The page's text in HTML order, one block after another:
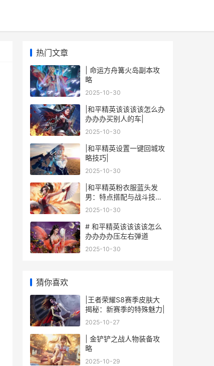
热门文章
| 命运方舟篝火岛副本攻
略
2025-10-30
|和平精英该该该该怎么办
办办办买别人的车|
2025-10-30
|和平精英设置一键回城攻
略技巧|
2025-10-30
|和平精英粉衣服蓝头发
男：特点搭配与战斗技巧
大揭秘|
2025-10-30
# 和平精英该该该该怎么
办办办办压左右弹道
2025-10-30
猜你喜欢
|王者荣耀S8赛季皮肤大
揭秘：新赛季的特殊魅力|
2025-10-27
| 金铲铲之战人物装备攻
略
2025-10-29